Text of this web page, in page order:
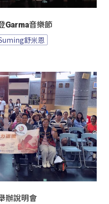
Garma音樂節
舒米恩
辦說明會